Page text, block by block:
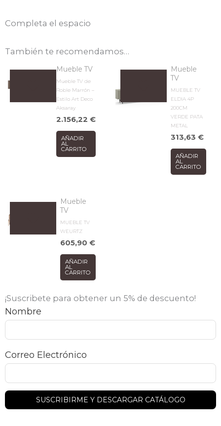
Completa el espacio
También te recomendamos…
Mueble TV
Mueble TV de
Roble Marrón –
Estilo Art Deco
Aksaray
2.156,22€
AÑADIR
AL
CARRITO
Mueble
TV
MUEBLE TV
ELDIA 4P
200CM
VERDE PATA
METAL
313,63€
AÑADIR
AL
CARRITO
Mueble
TV
MUEBLE TV
WEURTZ
605,90€
AÑADIR
AL
CARRITO
¡Suscribete para obtener un 5% de descuento!
Nombre
Correo Electrónico